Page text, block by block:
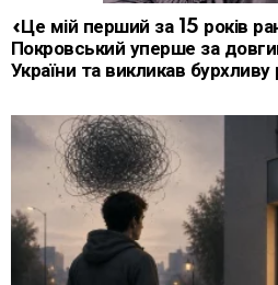
«Це мій перший за 15 років
Покровський уперше за
України та викликав